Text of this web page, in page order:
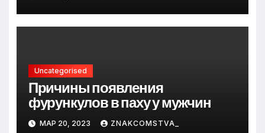
Uncategorised
Причины появления
фурункулов в паху у мужчин
МАР 20, 2023 ZNAKCOMSTVA_